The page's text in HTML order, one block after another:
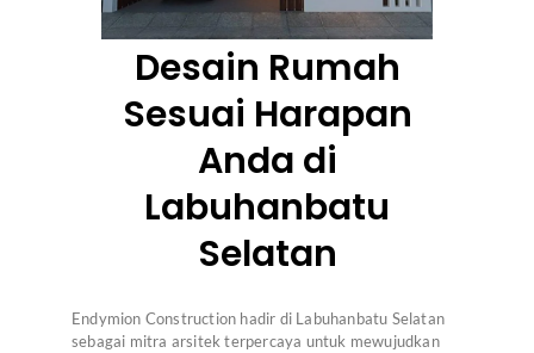
Desain Rumah
Sesuai Harapan
Anda di
Labuhanbatu
Selatan
Endymion Construction hadir di Labuhanbatu Selatan
sebagai mitra arsitek terpercaya untuk mewujudkan